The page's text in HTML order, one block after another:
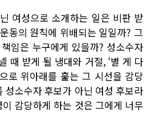
여성으로 소개하는 일은 비판 받
동의 원칙에 위배되는 일일까? 그
임은 누구에게 있을까? 성소수자
때 받게 될 냉대와 거절, ‘별 게 다
로 위아래를 훑는 그 시선을 감당
성소수자 후보가 아닌 여성 후보라
감당하게 하는 것은 그에게 너무